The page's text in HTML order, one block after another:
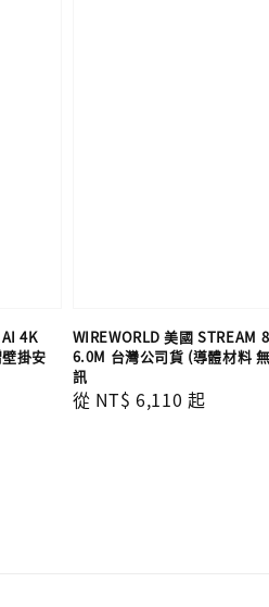
4K
掛安
WIREWORLD 美國 STREAM
6.0M 台灣公司貨 (導體材料
訊
Regular
從 NT$ 6,110 起